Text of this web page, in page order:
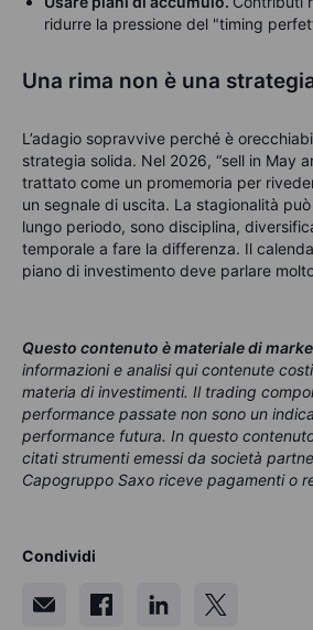
ridurre la pressione del "timing
Una rima non è una
L’adagio sopravvive perché è
strategia solida. Nel 2026, “sell in May
trattato come un promemoria per
un segnale di uscita. La stagionalità
lungo periodo, sono disciplina,
temporale a fare la differenza. Il
piano di investimento deve parlare
Questo contenuto è materiale di
informazioni e analisi qui contenute
materia di investimenti. Il trading
performance passate non sono un
performance futura. In questo
citati strumenti emessi da società
Capogruppo Saxo riceve pagamenti o
Condividi